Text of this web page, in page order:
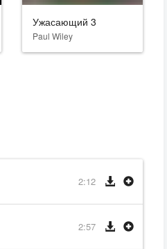
Ужасающий 3
Paul Wiley
2:12
2:57